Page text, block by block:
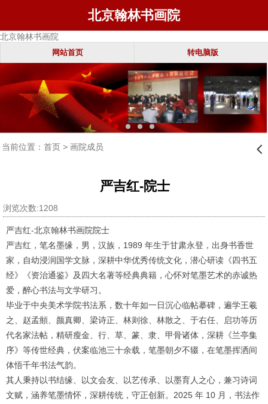
北京翰林书画院
北京翰林书画院
网站首页 转电脑版
当前位置： 首页> 画院成员 󰊒
严吉红-院士
浏览次数:1208
严吉红-北京翰林书画院院士
严吉红，笔名墨缘，男，汉族，1989 年生于甘肃永登，出身书香世
家，自幼浸润国学文脉，深耕中华优秀传统文化，潜心研读《四书五
经》《资治通鉴》及四大名著等经典典籍，心怀对笔墨艺术的赤诚热
爱，醉心书法与文学研习。
毕业于中央美术学院书法系，数十年如一日沉心临帖摹碑，遍学王羲
之、赵孟頫、颜真卿、梁诗正、林则徐、林散之、于右任、启功等历
代名家法帖，精研瘦金、行、草、篆、隶、甲骨诸体，深耕《兰亭集
序》等传世经典，伏案临池三十余载，笔墨朝夕不辍，在笔墨挥洒间
体悟千年书法气韵。
其人秉持以书结缘、以文会友、以艺传承、以墨育人之心，兼习诗词
文赋，涵养笔墨情怀，深耕传统，守正创新。2025 年 10 月，书法作